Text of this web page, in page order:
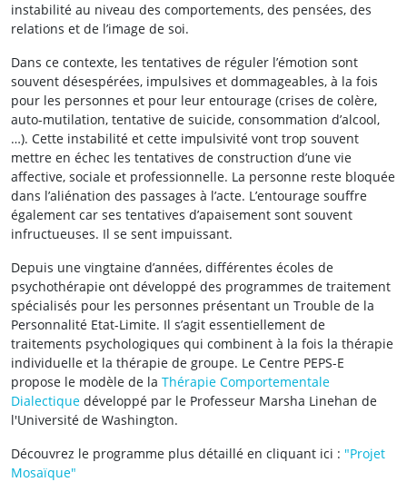
instabilité au niveau des comportements, des pensées, des
relations et de l’image de soi.
Dans ce contexte, les tentatives de réguler l’émotion sont
souvent désespérées, impulsives et dommageables, à la fois
pour les personnes et pour leur entourage (crises de colère,
auto-mutilation, tentative de suicide, consommation d’alcool,
…). Cette instabilité et cette impulsivité vont trop souvent
mettre en échec les tentatives de construction d’une vie
affective, sociale et professionnelle. La personne reste bloquée
dans l’aliénation des passages à l’acte. L’entourage souffre
également car ses tentatives d’apaisement sont souvent
infructueuses. Il se sent impuissant.
Depuis une vingtaine d’années, différentes écoles de
psychothérapie ont développé des programmes de traitement
spécialisés pour les personnes présentant un Trouble de la
Personnalité Etat-Limite. Il s’agit essentiellement de
traitements psychologiques qui combinent à la fois la thérapie
individuelle et la thérapie de groupe. Le Centre PEPS-E
propose le modèle de la Thérapie Comportementale
Dialectique développé par le Professeur Marsha Linehan de
l'Université de Washington.
Découvrez le programme plus détaillé en cliquant ici : "Projet
Mosaïque"